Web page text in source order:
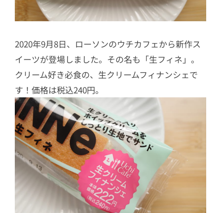
2020年9月8日、ローソンのウチカフェから新作ス
イーツが登場しました。その名も「生フィネ」。
クリーム好き必食の、生クリームフィナンシェで
す！価格は税込240円。